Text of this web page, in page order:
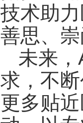
技术助
善思、
未来
求，不
更多贴